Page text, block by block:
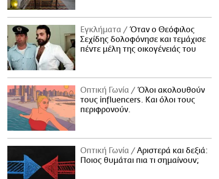
Εγκλήματα
Όταν ο Θεόφιλος
Σεχίδης δολοφόνησε και τεμάχισε
πέντε μέλη της οικογένειάς του
Οπτική Γωνία
Όλοι ακολουθούν
τους influencers. Και όλοι τους
περιφρονούν.
Οπτική Γωνία
Αριστερά και δεξιά:
Ποιος θυμάται πια τι σημαίνουν;